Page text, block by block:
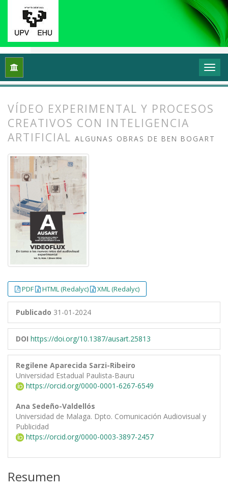
Inicio Vol. 12 Núm. 1 (2024): Videoflux: En torno
VÍDEO EXPERIMENTAL Y PROCESOS
CREATIVOS CON INTELIGENCIA
ARTIFICIAL ALGUNAS OBRAS DE BEN BOGART
PDF HTML (Redalyc) XML (Redalyc)
Publicado 31-01-2024
DOI https://doi.org/10.1387/ausart.25813
Regilene Aparecida Sarzi-Ribeiro
Universidad Estadual Paulista-Bauru
https://orcid.org/0000-0001-6267-6549
Ana Sedeño-Valdellós
Universidad de Malaga. Dpto. Comunicación Audiovisual y
Publicidad
https://orcid.org/0000-0003-3897-2457
Resumen